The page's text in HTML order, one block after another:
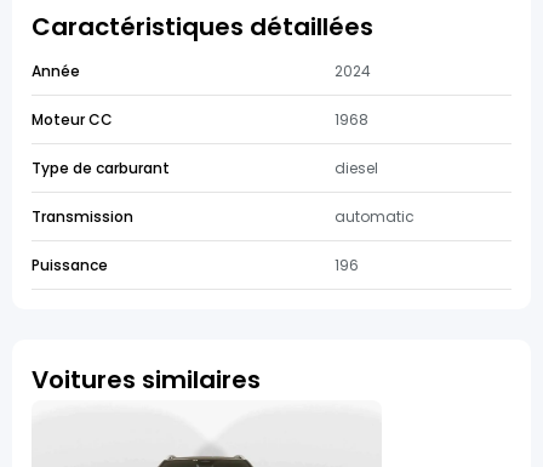
Caractéristiques détaillées
Année 2024
Moteur CC 1968
Type de carburant diesel
Transmission automatic
Puissance 196
Voitures similaires